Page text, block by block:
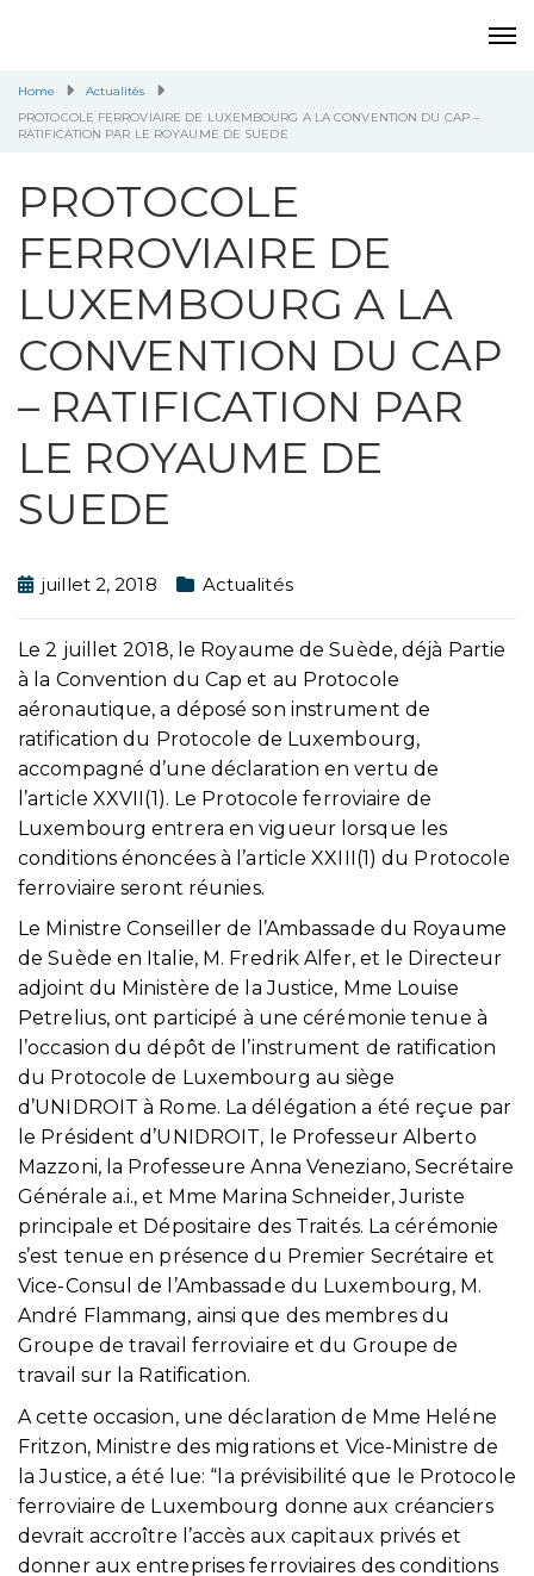
Home
Actualités
PROTOCOLE FERROVIAIRE DE LUXEMBOURG A LA CONVENTION DU CAP –
RATIFICATION PAR LE ROYAUME DE SUEDE
PROTOCOLE
FERROVIAIRE DE
LUXEMBOURG A LA
CONVENTION DU CAP
– RATIFICATION PAR
LE ROYAUME DE
SUEDE
juillet 2, 2018 Actualités
Le 2 juillet 2018, le Royaume de Suède, déjà Partie
à la Convention du Cap et au Protocole
aéronautique, a déposé son instrument de
ratification du Protocole de Luxembourg,
accompagné d’une déclaration en vertu de
l’article XXVII(1). Le Protocole ferroviaire de
Luxembourg entrera en vigueur lorsque les
conditions énoncées à l’article XXIII(1) du Protocole
ferroviaire seront réunies.
Le Ministre Conseiller de l’Ambassade du Royaume
de Suède en Italie, M. Fredrik Alfer, et le Directeur
adjoint du Ministère de la Justice, Mme Louise
Petrelius, ont participé à une cérémonie tenue à
l’occasion du dépôt de l’instrument de ratification
du Protocole de Luxembourg au siège
d’UNIDROIT à Rome. La délégation a été reçue par
le Président d’UNIDROIT, le Professeur Alberto
Mazzoni, la Professeure Anna Veneziano, Secrétaire
Générale a.i., et Mme Marina Schneider, Juriste
principale et Dépositaire des Traités. La cérémonie
s’est tenue en présence du Premier Secrétaire et
Vice-Consul de l’Ambassade du Luxembourg, M.
André Flammang, ainsi que des membres du
Groupe de travail ferroviaire et du Groupe de
travail sur la Ratification.
A cette occasion, une déclaration de Mme Heléne
Fritzon, Ministre des migrations et Vice-Ministre de
la Justice, a été lue: “la prévisibilité que le Protocole
ferroviaire de Luxembourg donne aux créanciers
devrait accroître l’accès aux capitaux privés et
donner aux entreprises ferroviaires des conditions